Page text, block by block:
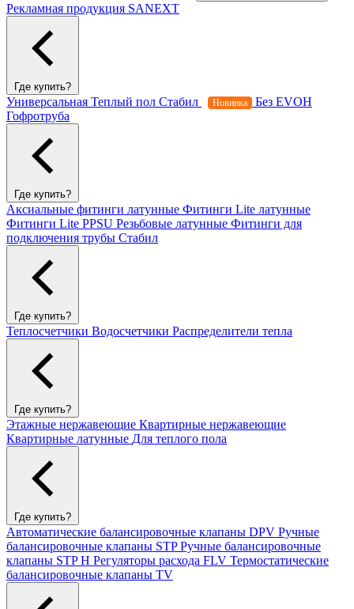
Рекламная продукция SANEXT
Где купить?
Универсальная Теплый пол Стабил Новинка
Без EVOH
Гофротруба
Где купить?
Аксиальные фитинги латунные Фитинги Lite латунные
Фитинги Lite PPSU Резьбовые латунные Фитинги для
подключения трубы Стабил
Где купить?
Теплосчетчики Водосчетчики Распределители тепла
Где купить?
Этажные нержавеющие Квартирные нержавеющие
Квартирные латунные Для теплого пола
Где купить?
Автоматические балансировочные клапаны DPV Ручные
балансировочные клапаны STPРучные балансировочные
клапаны STP H Регуляторы расхода FLV Термостатические
балансировочные клапаны TV